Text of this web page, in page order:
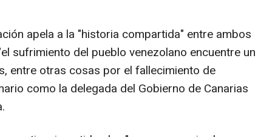
apela a la "historia compartida" entre ambos
sufrimiento del pueblo venezolano encuentre un
entre otras cosas por el fallecimiento de
como la delegada del Gobierno de Canarias